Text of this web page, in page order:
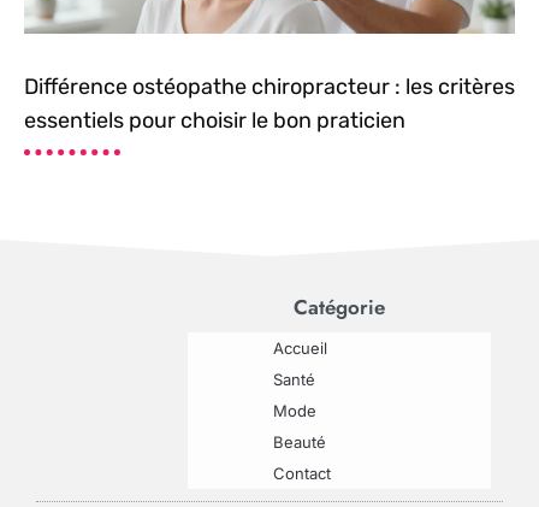
Différence ostéopathe chiropracteur : les critères
essentiels pour choisir le bon praticien
Catégorie
Accueil
Santé
Mode
Beauté
Contact